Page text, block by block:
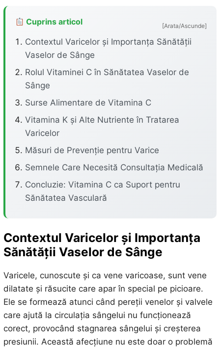
Cuprins articol [Arata/Ascunde]
Contextul Varicelor și Importanța Sănătății
Vaselor de Sânge
Rolul Vitaminei C în Sănătatea Vaselor de
Sânge
Surse Alimentare de Vitamina C
Vitamina K și Alte Nutriente în Tratarea
Varicelor
Măsuri de Prevenție pentru Varice
Semnele Care Necesită Consultația Medicală
Concluzie: Vitamina C ca Suport pentru
Sănătatea Vasculară
Contextul Varicelor și Importanța
Sănătății Vaselor de Sânge
Varicele, cunoscute și ca vene varicoase, sunt vene
dilatate și răsucite care apar în special pe picioare.
Ele se formează atunci când pereții venelor și valvele
care ajută la circulația sângelui nu funcționează
corect, provocând stagnarea sângelui și creșterea
presiunii. Această afecțiune nu este doar o problemă